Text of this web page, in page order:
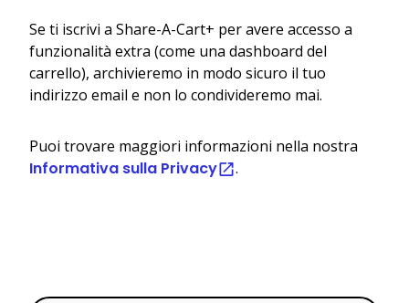
Se ti iscrivi a Share-A-Cart+ per avere accesso a
funzionalità extra (come una dashboard del
carrello), archivieremo in modo sicuro il tuo
indirizzo email e non lo condivideremo mai.
Puoi trovare maggiori informazioni nella nostra
Informativa sulla Privacy .